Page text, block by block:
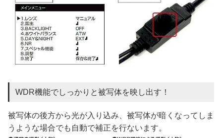
WDR機能でしっかりと被写体を映し出す！
被写体の後方から光が入り込み、被写体が暗くなってしま
うような場合でも自動で補正を行ないます。